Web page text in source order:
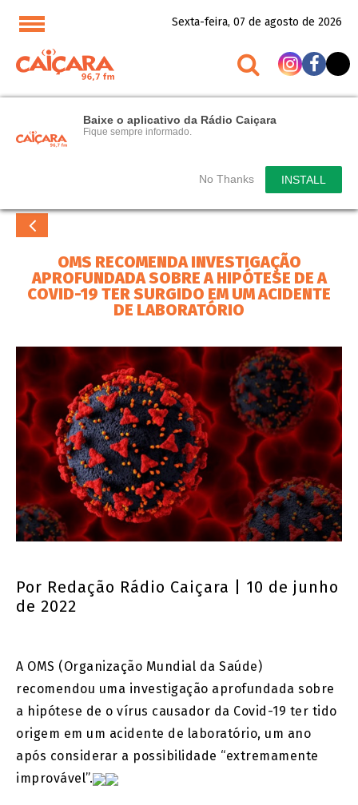
Baixe o aplicativo da Rádio Caiçara
Fique sempre informado.
No Thanks INSTALL
Sexta-feira, 07 de agosto de 2026
OMS RECOMENDA INVESTIGAÇÃO
APROFUNDADA SOBRE A HIPÓTESE DE A
COVID-19 TER SURGIDO EM UM ACIDENTE
DE LABORATÓRIO
Por Redação Rádio Caiçara | 10 de junho
de 2022
A OMS (Organização Mundial da Saúde)
recomendou uma investigação aprofundada sobre
a hipótese de o vírus causador da Covid-19 ter tido
origem em um acidente de laboratório, um ano
após considerar a possibilidade “extremamente
improvável”.